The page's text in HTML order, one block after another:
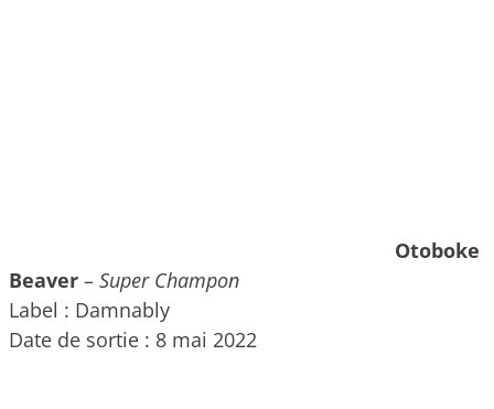
Otoboke
Beaver – Super Champon
Label : Damnably
Date de sortie : 8 mai 2022